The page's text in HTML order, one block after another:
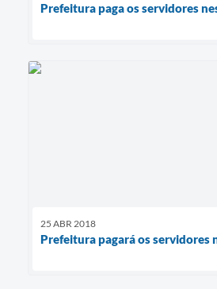
Prefeitura paga os servidores
25 ABR 2018
Prefeitura pagará os servidores